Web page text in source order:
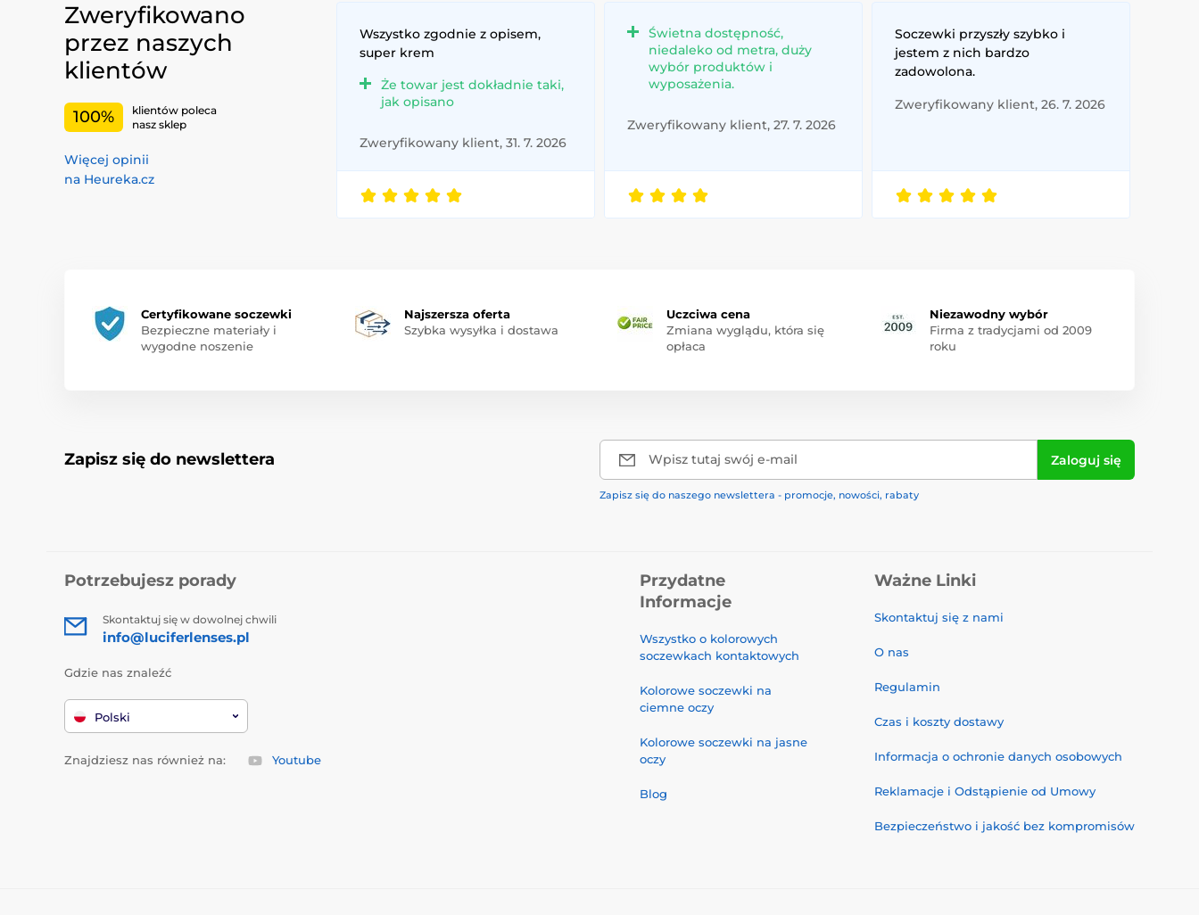
Zweryfikowano
przez naszych
klientów
100%
klientów poleca
nasz sklep
Więcej opinii
na Heureka.cz
Wszystko zgodnie z opisem,
super krem
Że towar jest dokładnie taki,
jak opisano
Zweryfikowany klient, 31. 7. 2026
Świetna dostępność,
niedaleko od metra, duży
wybór produktów i
wyposażenia.
Zweryfikowany klient, 27. 7. 2026
Soczewki przyszły szybko i
jestem z nich bardzo
zadowolona.
Zweryfikowany klient, 26. 7. 2026
Certyfikowane soczewki
Bezpieczne materiały i
wygodne noszenie
Najszersza oferta
Szybka wysyłka i dostawa
Uczciwa cena
Zmiana wyglądu, która się
opłaca
Niezawodny wybór
Firma z tradycjami od 2009
roku
Zapisz się do newslettera Wpisz tutaj swój e-mail Zaloguj się
Zapisz się do naszego newslettera - promocje, nowości, rabaty
Potrzebujesz porady
Skontaktuj się w dowolnej chwili
info@luciferlenses.pl
Gdzie nas znaleźć
Polski
Znajdziesz nas również na: Youtube
Przydatne
Informacje
Wszystko o kolorowych
soczewkach kontaktowych
Kolorowe soczewki na
ciemne oczy
Kolorowe soczewki na jasne
oczy
Blog
Ważne Linki
Skontaktuj się z nami
O nas
Regulamin
Czas i koszty dostawy
Informacja o ochronie danych osobowych
Reklamacje i Odstąpienie od Umowy
Bezpieczeństwo i jakość bez kompromisów